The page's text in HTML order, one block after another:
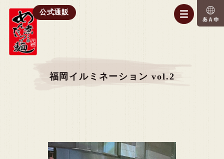
公式通販
福岡イルミネーション vol.2